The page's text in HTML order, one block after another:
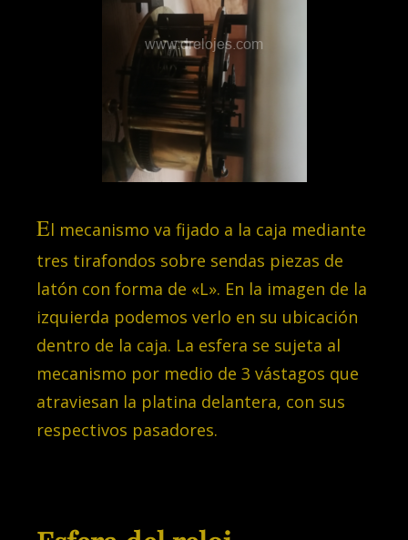
El mecanismo va fijado a la caja mediante
tres tirafondos sobre sendas piezas de
latón con forma de «L». En la imagen de la
izquierda podemos verlo en su ubicación
dentro de la caja. La esfera se sujeta al
mecanismo por medio de 3 vástagos que
atraviesan la platina delantera, con sus
respectivos pasadores.